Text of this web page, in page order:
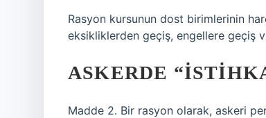
Rasyon kursunun dost birimlerinin
eksikliklerden geçiş, engellere geçiş
ASKERDE
Madde 2. Bir rasyon olarak, askeri